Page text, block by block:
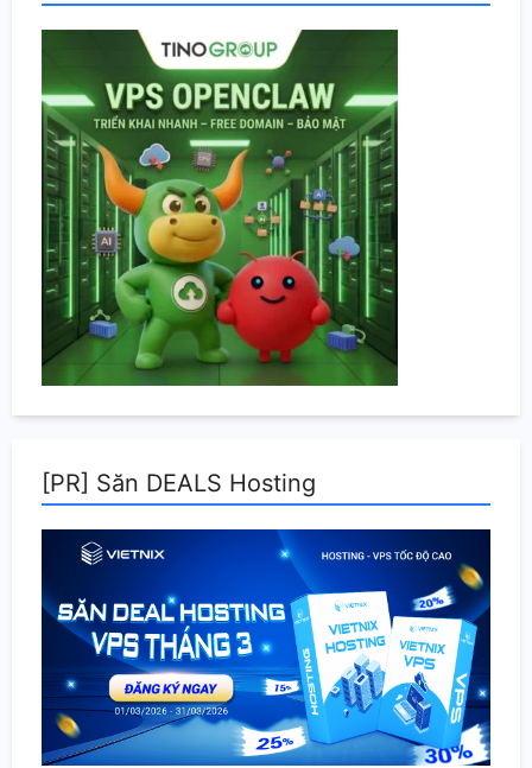
[PR] Săn DEALS Hosting